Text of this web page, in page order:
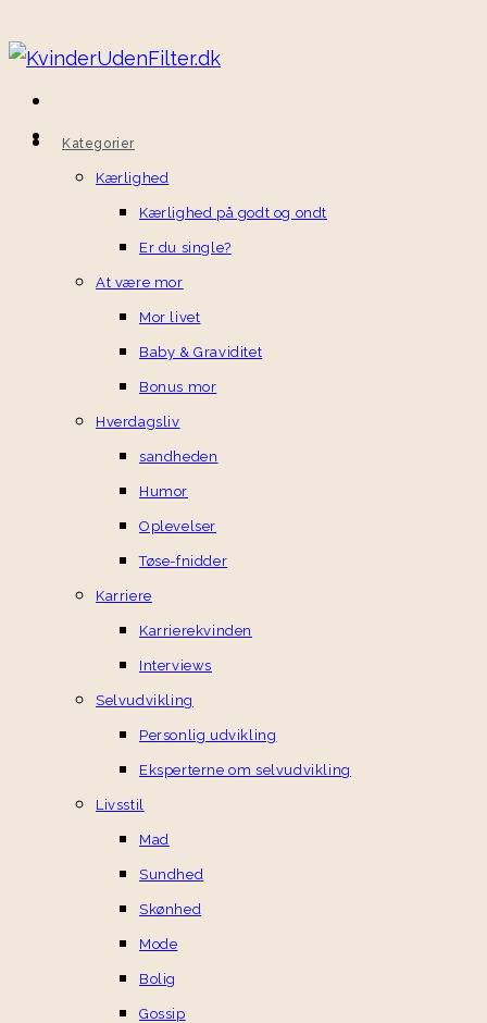
to
content
Kategorier
Kærlighed
Kærlighed på godt og ondt
Er du single?
At være mor
Mor livet
Baby & Graviditet
Bonus mor
Hverdagsliv
sandheden
Humor
Oplevelser
Tøse-fnidder
Karriere
Karrierekvinden
Interviews
Selvudvikling
Personlig udvikling
Eksperterne om selvudvikling
Livsstil
Mad
Sundhed
Skønhed
Mode
Bolig
Gossip